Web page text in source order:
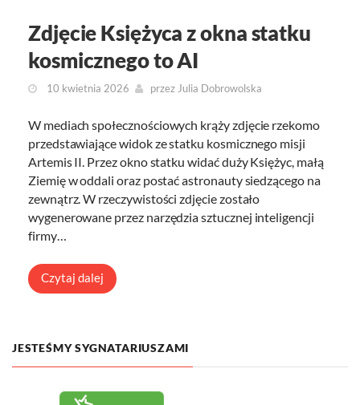
Zdjęcie Księżyca z okna statku
kosmicznego to AI
10 kwietnia 2026 przezJulia Dobrowolska
W mediach społecznościowych krąży zdjęcie rzekomo
przedstawiające widok ze statku kosmicznego misji
Artemis II. Przez okno statku widać duży Księżyc, małą
Ziemię w oddali oraz postać astronauty siedzącego na
zewnątrz. W rzeczywistości zdjęcie zostało
wygenerowane przez narzędzia sztucznej inteligencji
firmy…
Czytaj dalej
JESTEŚMY SYGNATARIUSZAMI